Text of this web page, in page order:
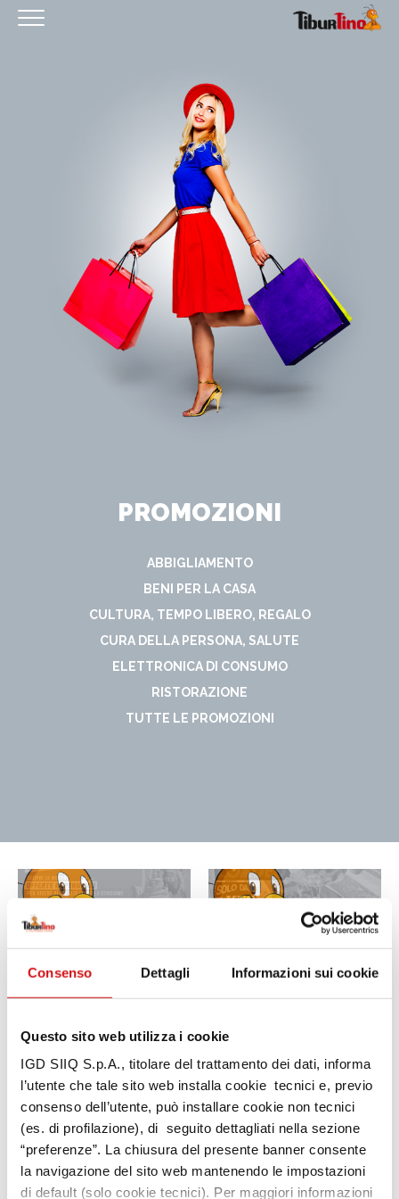
Consenso Dettagli Informazioni sui cookie
Questo sito web utilizza i cookie
IGD SIIQ S.p.A., titolare del trattamento dei dati, informa
l’utente che tale sito web installa cookie tecnici e, previo
consenso dell’utente, può installare cookie non tecnici
(es. di profilazione), di seguito dettagliati nella sezione
“preferenze”. La chiusura del presente banner consente
la navigazione del sito web mantenendo le impostazioni
di default (solo cookie tecnici). Per maggiori informazioni
COME RAGGIUNGERCI
EVENTI
SERVIZI
IL TUO BUSINESS AL CENTRO
PROMOZIONI
ABBIGLIAMENTO
BENI PER LA CASA
CULTURA, TEMPO LIBERO, REGALO
CURA DELLA PERSONA, SALUTE
ELETTRONICA DI CONSUMO
RISTORAZIONE
TUTTE LE PROMOZIONI
OBI
KFC
KIKO
Kiko
TWO WAY
Two Way